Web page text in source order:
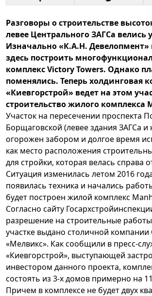
Разговоры о строительстве
левее Центрального ЗАГСа велись
Изначально «К.А.Н. Девелопмент»
здесь построить
комплекс Victory Towers. Однако
поменялись. Теперь холдинговая
«Киевгорстрой» ведет на этом
строительство жилого комплекса
Участок на пересечении проспекта
Борщаговской (левее здания ЗАГСа и
огорожен забором и долгое время
как место расположения
для стройки, которая велась справа
Ситуация изменилась летом 2016
появилась техника и начались
будет построен жилой комплекс
Согласно сайту
разрешение на строительные
участке выдано столичной
«Мелвикс». Как сообщили в пресс-
«Киевгорстрой», выступающей
инвестором данного проекта,
состоять из 3-х домов примерно на
Причем в комплексе не будет двух